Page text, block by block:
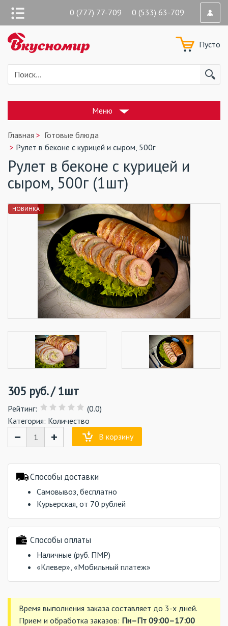
0 (777) 77-709 0 (533) 63-709
Пусто
Меню
Главная
Готовые блюда
Рулет в беконе с курицей и сыром, 500г
Рулет в беконе с курицей и
сыром, 500г (1шт)
НОВИНКА
305 руб./1шт
Рейтинг:
(0.0)
Категория: Количество
− + В корзину
Способы доставки
Самовывоз, бесплатно
Курьерская, от 70 рублей
Способы оплаты
Наличные (руб. ПМР)
«Клевер», «Мобильный платеж»
Время выполнения заказа составляет до 3-х дней.
Прием и обработка заказов: Пн–Пт 09:00–17:00